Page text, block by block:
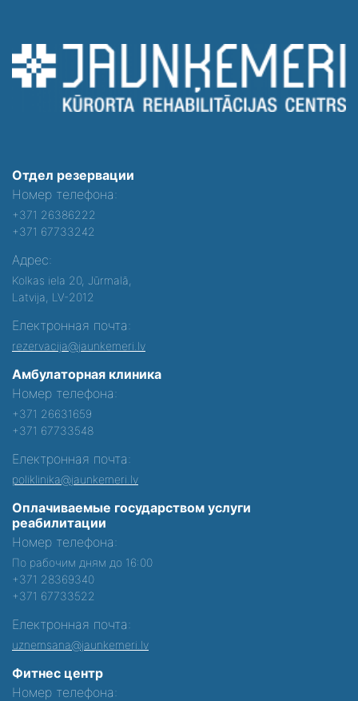
Отдел резервации
Номер телефона:
+371 26386222
+371 67733242
Адрес:
Kolkas iela 20, Jūrmalā,
Latvija, LV-2012
Електронная почта:
rezervacija@jaunkemeri.lv
Амбулаторная клиника
Номер телефона:
+371 26631659
+371 67733548
Електронная почта:
poliklinika@jaunkemeri.lv
Оплачиваемые государством услуги
реабилитации
Номер телефона:
По рабочим дням до 16:00
+371 28369340
+371 67733522
Електронная почта:
uznemsana@jaunkemeri.lv
Фитнес центр
Номер телефона: